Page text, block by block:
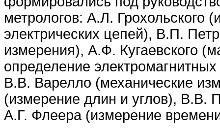
метрологов: А.Л. Грохольского
электрических цепей), В.П.
измерения), А.Ф. Кугаевского
определение
В.В. Варелло (механические
(измерение длин и углов), В.В.
А.Г. Флеера (измерение